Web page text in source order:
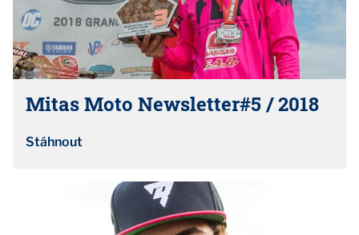
Mitas Moto Newsletter#5 / 2018
Stáhnout